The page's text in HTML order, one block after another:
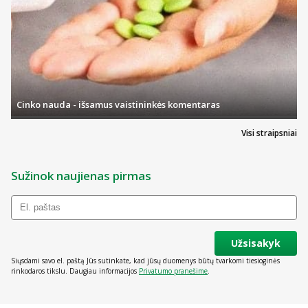
Visi straipsniai
Cinko nauda - išsamus vaistininkės komentaras
Sužinok naujienas pirmas
Užsisakyk
Siųsdami savo el. paštą Jūs sutinkate, kad jūsų duomenys būtų tvarkomi tiesioginės
rinkodaros tikslu. Daugiau informacijos Privatumo pranešime.